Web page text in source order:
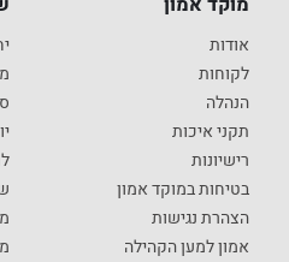
אודות
לקוחות
הנהלה
תקני איכות
רישיונות
בטיחות במוקד אמון
הצהרת נגישות
אמון למען הקהילה